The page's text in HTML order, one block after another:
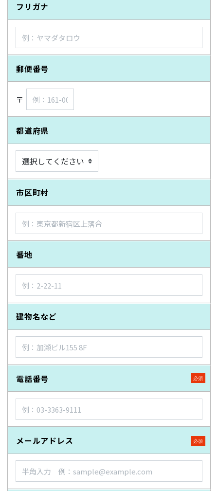
フリガナ
郵便番号
〒
都道府県
市区町村
番地
建物名など
電話番号
メールアドレス